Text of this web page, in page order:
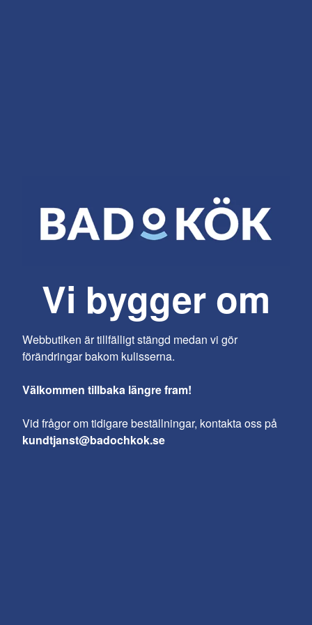
Vi bygger om
Webbutiken är tillfälligt stängd medan vi gör
förändringar bakom kulisserna.
Välkommen tillbaka längre fram!
Vid frågor om tidigare beställningar, kontakta oss på
kundtjanst@badochkok.se